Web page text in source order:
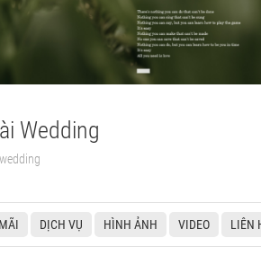
Wedding
DỊCH VỤ HÌNH ẢNH VIDEO LIÊN